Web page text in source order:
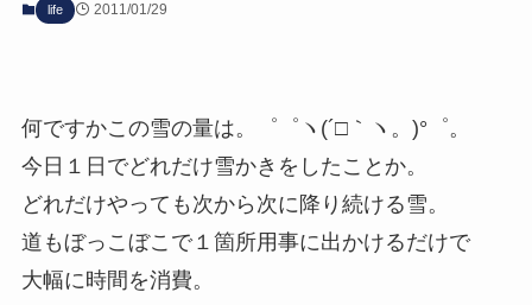
life 2011/01/29
何ですかこの雪の量は。゜゜ヽ(´□｀ヽ。)°゜。
今日１日でどれだけ雪かきをしたことか。
どれだけやっても次から次に降り続ける雪。
道もぼっこぼこで１箇所用事に出かけるだけで
大幅に時間を消費。